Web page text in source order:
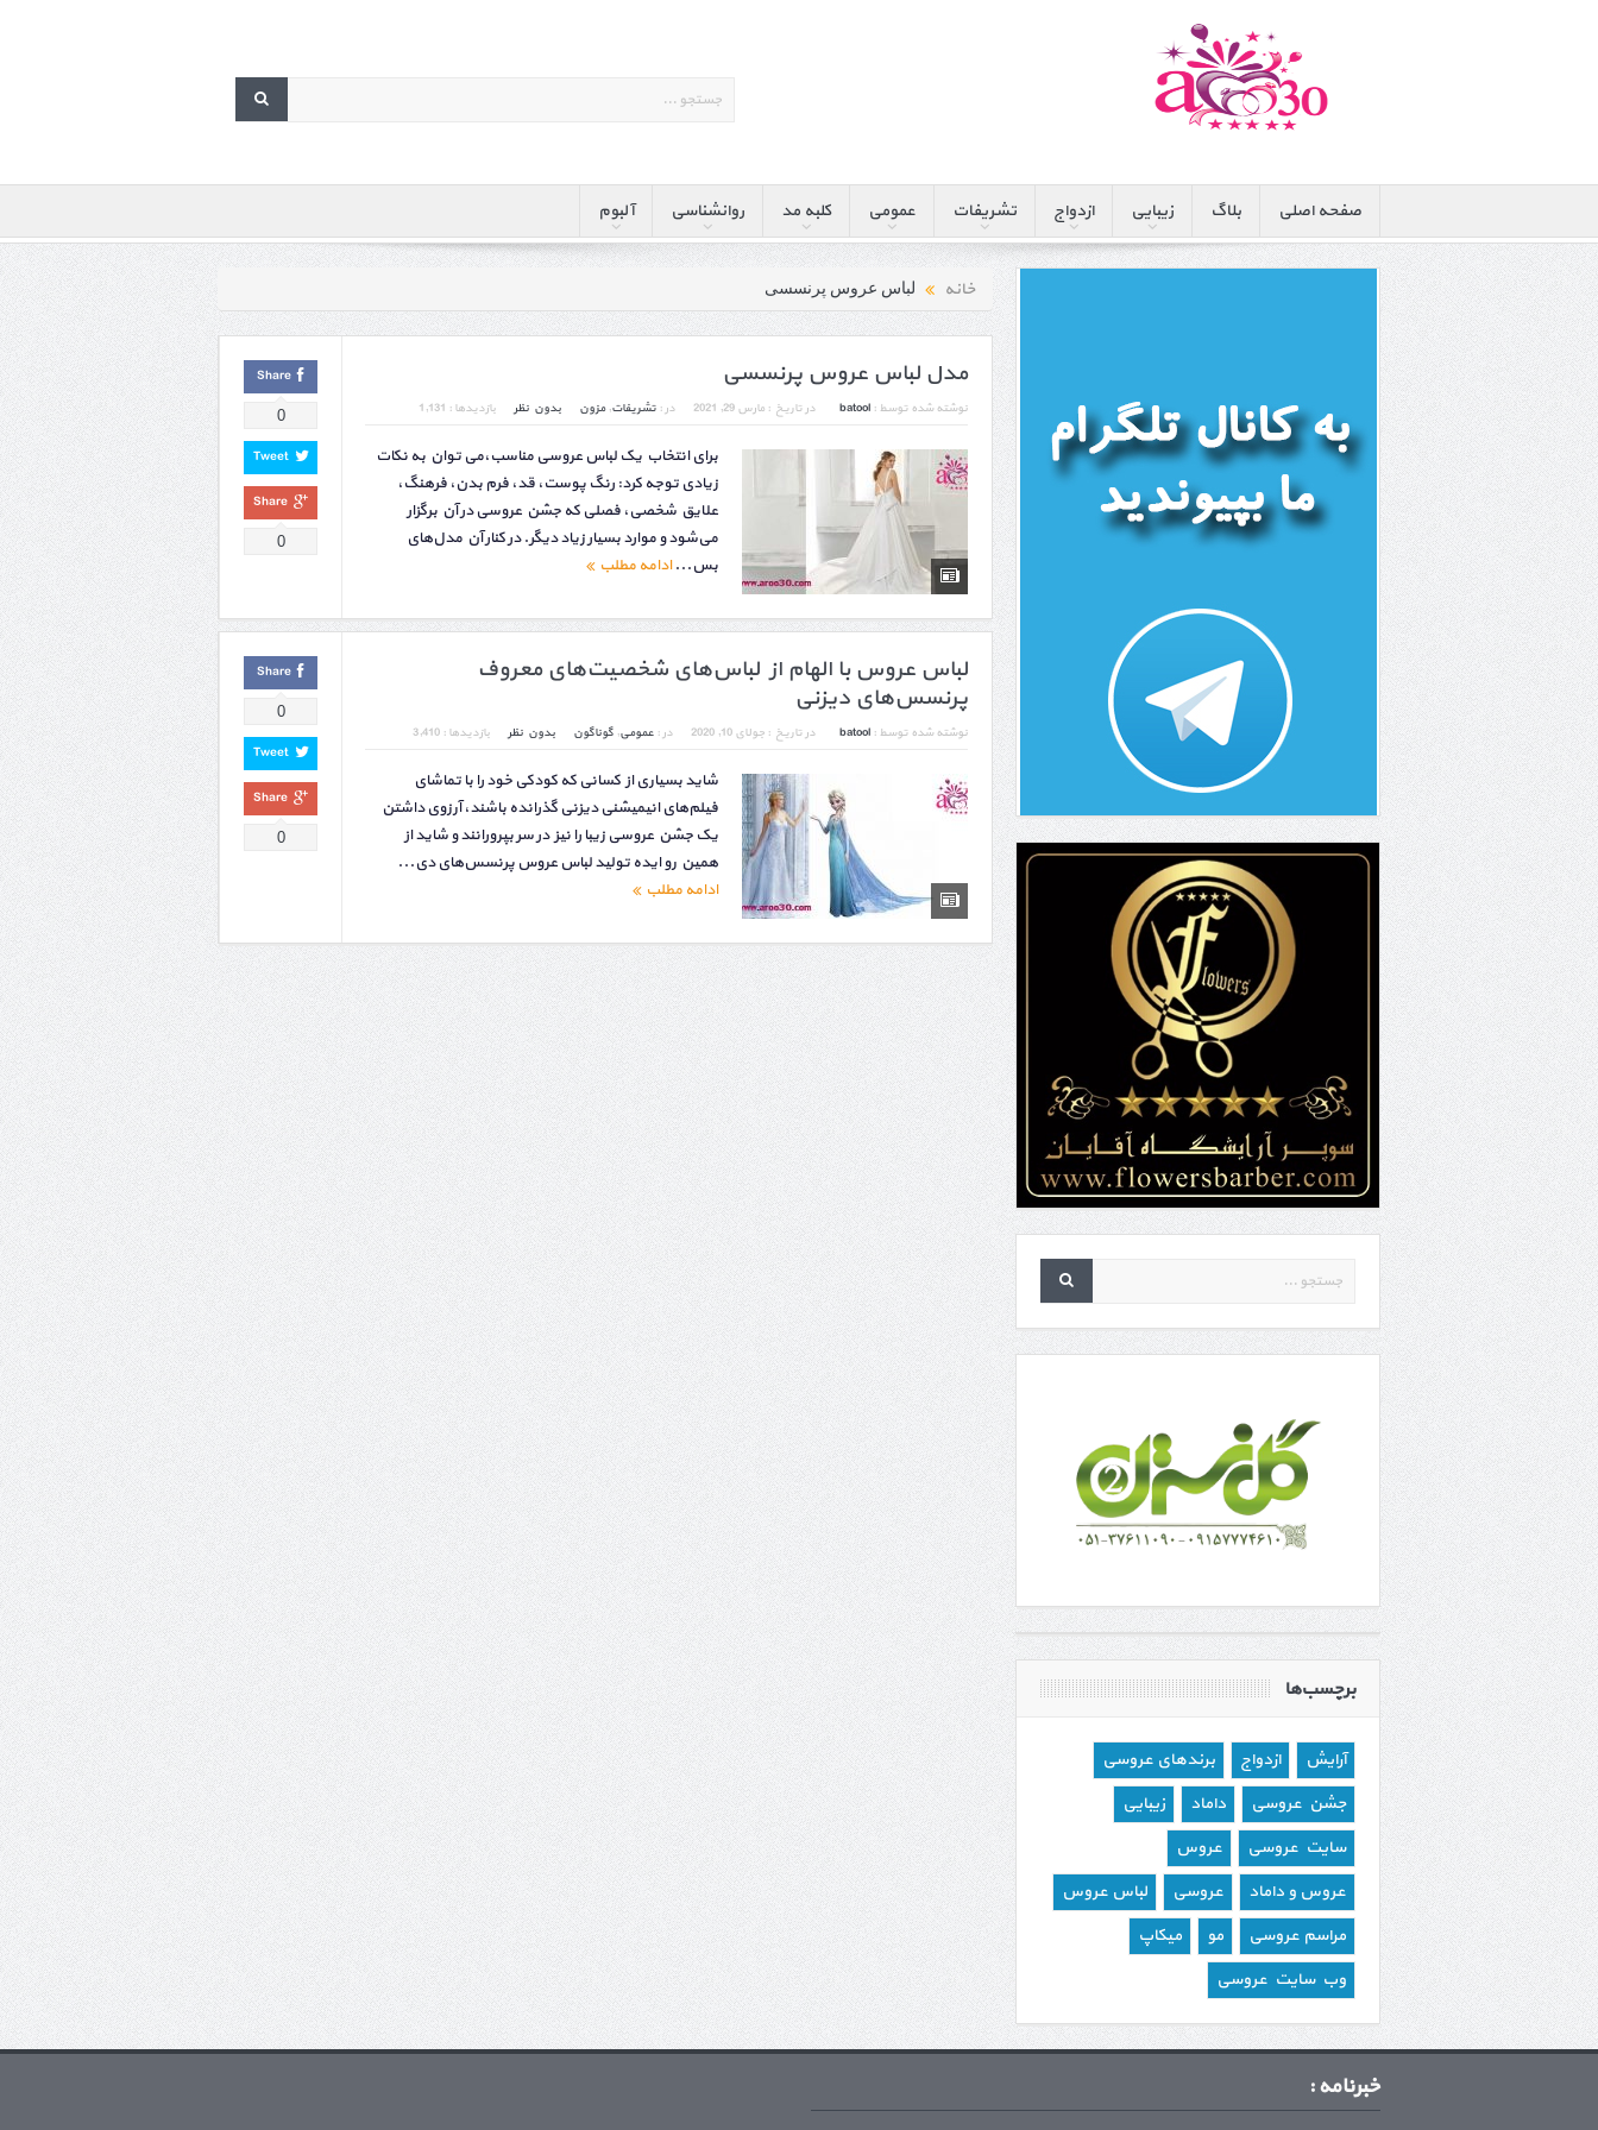
صفحه اصلی بلاگ زیبایی ازدواج تشریفات عمومی کلبه مد روانشناسی آلبوم
خانه لباس عروس پرنسسی
مدل لباس عروس پرنسسی
نوشته شده توسط : batool در تاریخ : مارس 29, 2021 در : تشریفات,مزون بدون نظر بازدیدها : 1,131
برای انتخاب یک لباس عروسی مناسب،می توان به نکات
زیادی توجه کرد: رنگ پوست، قد، فرم بدن، فرهنگ،
علایق شخصی، فصلی که جشن عروسی در آن برگزار
می‌شود و موارد بسیار زیاد دیگر. در کنار آن مدل‌های
بس...ادامه مطلب
Share
0
Tweet
Share
0
لباس عروس با الهام از لباس‌های شخصیت‌های معروف
پرنسس‌های دیزنی
نوشته شده توسط : batool در تاریخ : جولای 10, 2020 در : عمومی, گوناگون بدون نظر بازدیدها : 3,410
شاید بسیاری از کسانی که کودکی خود را با تماشای
فیلم‌های انیمیشنی دیزنی گذرانده باشند، آرزوی داشتن
یک جشن عروسی زیبا را نیز در سر بپرورانند و شاید از
همین رو ایده تولید لباس عروس پرنسس‌های دی...
ادامه مطلب
Share
0
Tweet
Share
0
برچسب‌ها
آرایش ازدواج
برندهای عروسی
جشن عروسی
داماد
زیبایی
سایت عروسی
عروس
عروس و داماد
عروسی
لباس عروس
مراسم عروسی
مو
میکاپ
وب سایت عروسی
خبرنامه :